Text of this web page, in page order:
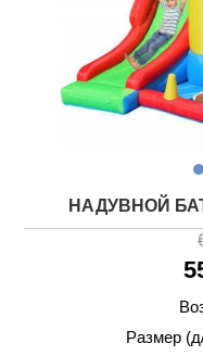
НАДУВНОЙ
Размер